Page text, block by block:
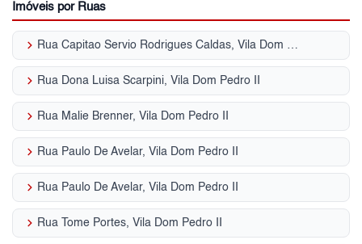
Imóveis por Ruas
keyboard_arrow_right Rua Capitao Servio Rodrigues Caldas, Vila Dom Pedro II
keyboard_arrow_right Rua Dona Luisa Scarpini, Vila Dom Pedro II
keyboard_arrow_right Rua Malie Brenner, Vila Dom Pedro II
keyboard_arrow_right Rua Paulo De Avelar, Vila Dom Pedro II
keyboard_arrow_right Rua Paulo De Avelar, Vila Dom Pedro II
keyboard_arrow_right Rua Tome Portes, Vila Dom Pedro II